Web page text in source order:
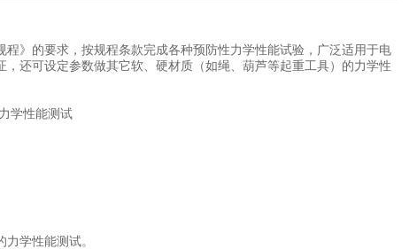
》的要求，按规程条款完成各种预防性力学性能试验，广泛适用于电
还可设定参数做其它软、硬材质（如绳、葫芦等起重工具）的力学性
学性能测试
学性能测试。